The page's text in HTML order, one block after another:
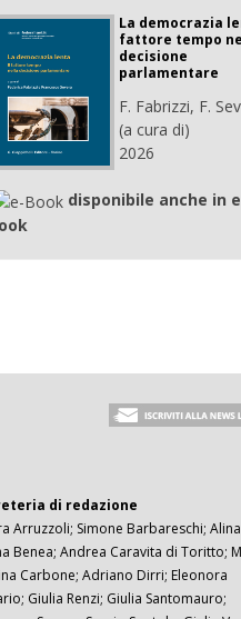
La democrazia
fattore tempo
decisione
parlamentare
F. Fabrizzi, F.
(a cura di)
2026
disponibile anche in
di redazione
Arruzzoli; Simone Barbareschi; Alina
Benea; Andrea Caravita di Toritto;
Carbone; Adriano Dirri; Eleonora
Giulia Renzi; Giulia Santomauro;